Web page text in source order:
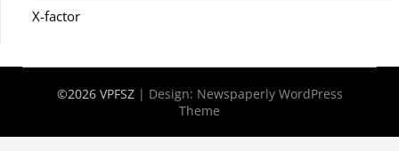
X-factor
©2026 VPFSZ | Design: Newspaperly WordPress
Theme